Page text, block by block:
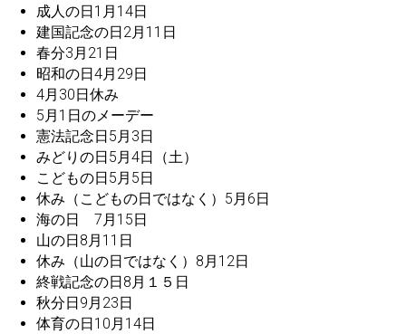
成人の日1月14日
建国記念の日2月11日
春分3月21日
昭和の日4月29日
4月30日休み
5月1日のメーデー
憲法記念日5月3日
みどりの日5月4日（土）
こどもの日5月5日
休み（こどもの日ではなく）5月6日
海の日 7月15日
山の日8月11日
休み（山の日ではなく）8月12日
終戦記念の日8月１５日
秋分日9月23日
体育の日10月14日